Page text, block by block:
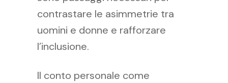
contrastare le asimmetrie tra
uomini e donne e rafforzare
l’inclusione.
Il conto personale come